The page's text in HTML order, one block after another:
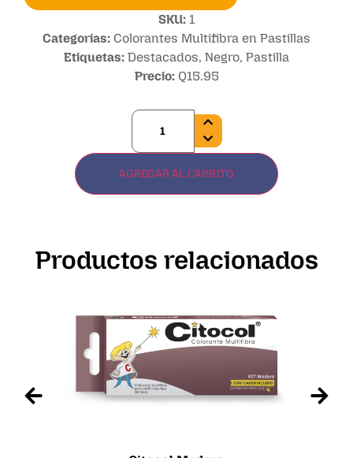
SKU: 1
Categorías: Colorantes Multifibra en Pastillas
Etiquetas: Destacados, Negro, Pastilla
Precio: Q15.95
AGREGAR AL CARRITO
Productos relacionados